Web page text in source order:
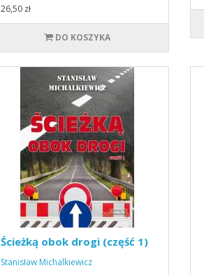
26,50 zł
DO KOSZYKA
Ścieżką obok drogi (część 1)
Stanisław Michalkiewicz